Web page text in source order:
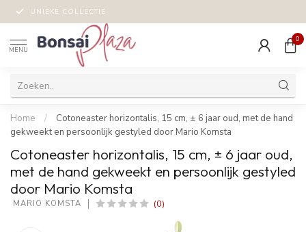
UNIEKE COLLECTIE
MENU
0
Home /
Cotoneaster horizontalis, 15 cm, ± 6 jaar oud, met de hand
gekweekt en persoonlijk gestyled door Mario Komsta
Cotoneaster horizontalis, 15 cm, ± 6 jaar oud,
met de hand gekweekt en persoonlijk gestyled
door Mario Komsta
MARIO KOMSTA (0)